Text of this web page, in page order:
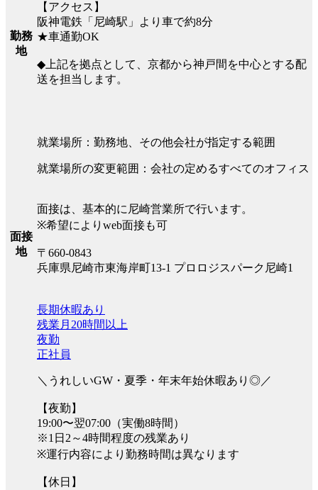
勤務
地
【アクセス】
阪神電鉄「尼崎駅」より車で約8分
★車通勤OK
◆上記を拠点として、京都から神戸間を中心とする配
送を担当します。
就業場所：勤務地、その他会社が指定する範囲
就業場所の変更範囲：会社の定めるすべてのオフィス
面接
地
面接は、基本的に尼崎営業所で行います。
※希望によりweb面接も可
〒660-0843
兵庫県尼崎市東海岸町13-1 プロロジスパーク尼崎1
長期休暇あり
残業月20時間以上
夜勤
正社員
＼うれしいGW・夏季・年末年始休暇あり◎／
【夜勤】
19:00〜翌07:00（実働8時間）
※1日2～4時間程度の残業あり
※運行内容により勤務時間は異なります
【休日】